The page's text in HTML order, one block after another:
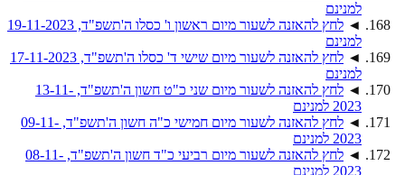
למנינם
◄
לחץ להאזנה לשעור מיום ראשון ו' כסלו ה'תשפ"ד, 19-11-2023
למנינם
◄
לחץ להאזנה לשעור מיום שישי ד' כסלו ה'תשפ"ד, 17-11-2023
למנינם
◄
לחץ להאזנה לשעור מיום שני כ"ט חשון ה'תשפ"ד, 13-11-
2023 למנינם
◄
לחץ להאזנה לשעור מיום חמישי כ"ה חשון ה'תשפ"ד, 09-11-
2023 למנינם
◄
לחץ להאזנה לשעור מיום רביעי כ"ד חשון ה'תשפ"ד, 08-11-
2023 למנינם